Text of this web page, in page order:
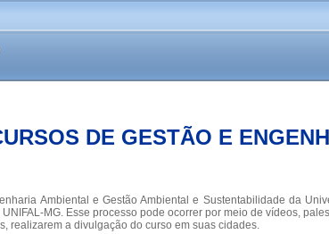
DE GESTÃO E
Ambiental e Gestão Ambiental e Sustentabilidade da
MG. Esse processo pode ocorrer por meio de vídeos,
realizarem a divulgação do curso em suas cidades.